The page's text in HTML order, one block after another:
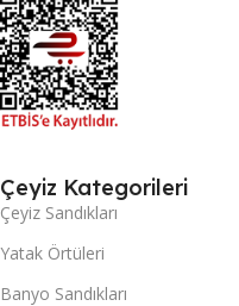
Çeyiz Kategorileri
Çeyiz Sandıkları
Yatak Örtüleri
Banyo Sandıkları